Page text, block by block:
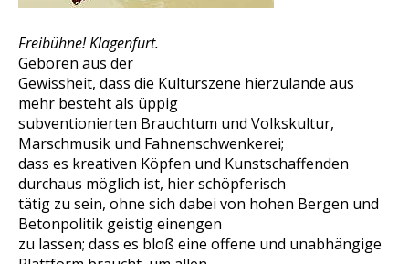
Freibühne! Klagenfurt.
Geboren aus der
Gewissheit, dass die Kulturszene hierzulande aus
mehr besteht als üppig
subventionierten Brauchtum und Volkskultur,
Marschmusik und Fahnenschwenkerei;
dass es kreativen Köpfen und Kunstschaffenden
durchaus möglich ist, hier schöpferisch
tätig zu sein, ohne sich dabei von hohen Bergen und
Betonpolitik geistig einengen
zu lassen; dass es bloß eine offene und unabhängige